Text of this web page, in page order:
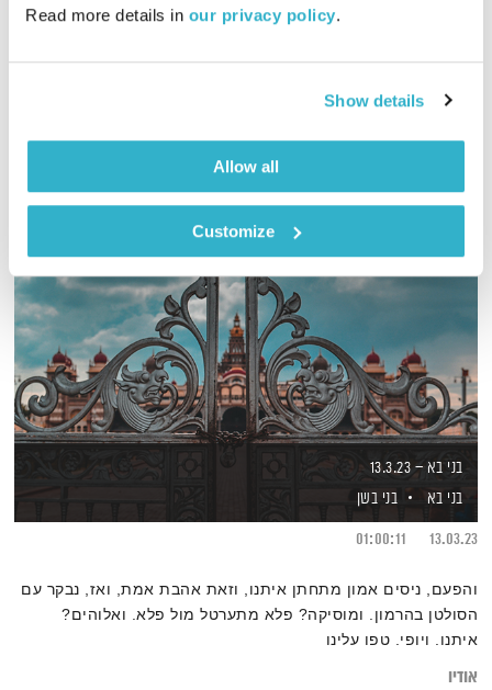
Read more details in our privacy policy.
Show details
Allow all
Customize
כמו בכל שלישי – אתם עורכים! הבוקר הזה כולו מוזיקה שאלי
בני בא – 13.3.23
בני בא
בני בשן
13.03.23
01:00:11
והפעם, ניסים אמון מתחתן איתנו, וזאת אהבת אמת, ואז, נבקר עם
הסולטן בהרמון. ומוסיקה? פלא מתערטל מול פלא. ואלוהים?
איתנו. ויופי. טפו עלינו
אודיו